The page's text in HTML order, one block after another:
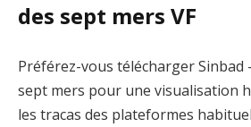
des sept mers VF
Préférez-vous télécharger Sinbad
sept mers pour une visualisation
les tracas des plateformes